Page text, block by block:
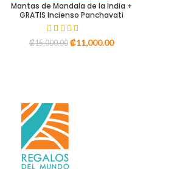
Mantas de Mandala de la India +
GRATIS Incienso Panchavati
₡15,000.00 ₡11,000.00